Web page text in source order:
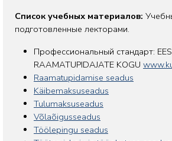
Список учебных материалов:
подготовленные лекторами.
Профессиональный стандарт:
RAAMATUPIDAJATE KOGU
Raamatupidamise seadus
Käibemaksuseadus
Tulumaksuseadus
Võlaõigusseadus
Töölepingu seadus